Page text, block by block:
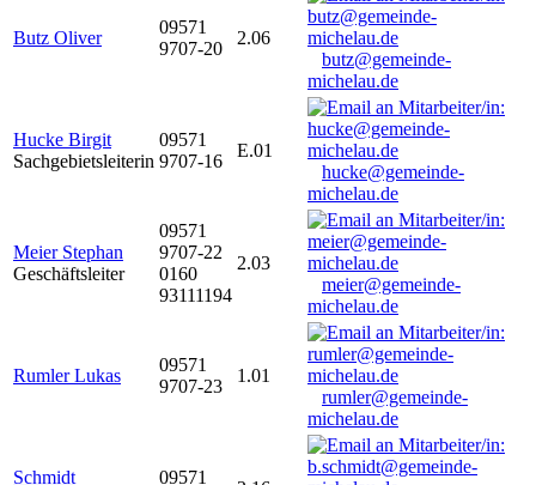
Butz Oliver
09571
9707-20
2.06
butz@gemeinde-
michelau.de
Hucke Birgit
Sachgebietsleiterin
09571
9707-16
E.01
hucke@gemeinde-
michelau.de
Meier Stephan
Geschäftsleiter
09571
9707-22
0160
93111194
2.03
meier@gemeinde-
michelau.de
Rumler Lukas
09571
9707-23
1.01
rumler@gemeinde-
michelau.de
Schmidt
09571